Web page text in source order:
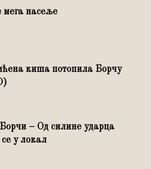
мега насеље
киша потопила Борчу
– Од силине ударца
у локал